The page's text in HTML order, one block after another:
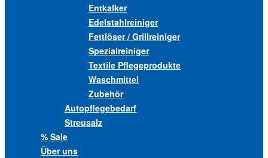
Entkalker
Edelstahlreiniger
Fettlöser / Grillreiniger
Spezialreiniger
Textile Pflegeprodukte
Waschmittel
Zubehör
Autopflegebedarf
Streusalz
% Sale
Über uns